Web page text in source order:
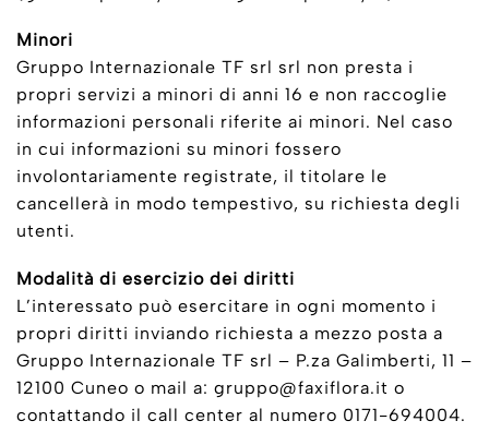
Minori
Gruppo Internazionale TF srl srl non presta i
propri servizi a minori di anni 16 e non raccoglie
informazioni personali riferite ai minori. Nel caso
in cui informazioni su minori fossero
involontariamente registrate, il titolare le
cancellerà in modo tempestivo, su richiesta degli
utenti.
Modalità di esercizio dei diritti
L’interessato può esercitare in ogni momento i
propri diritti inviando richiesta a mezzo posta a
Gruppo Internazionale TF srl – P.za Galimberti, 11 –
12100 Cuneo o mail a: gruppo@faxiflora.it o
contattando il call center al numero 0171-694004.